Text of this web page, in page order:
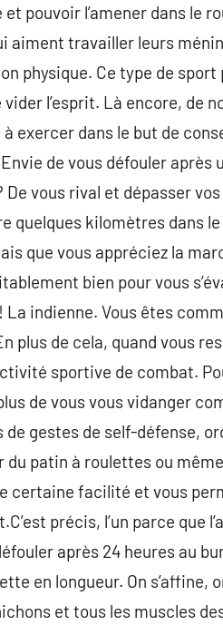
pouvoir l’amener dans le
aiment travailler leurs
physique. Ce type de
l’esprit. Là encore, de
exercer dans le but de
de vous défouler après
vous rival et dépasser
quelques kilomètres dans
que vous appréciez la
bien pour vous
indienne. Vous êtes
plus de cela, quand vous
sportive de combat.
de vous vous vidanger
de gestes de self-défense,
patin à roulettes ou
certaine facilité et vous
précis, l’un parce
après 24 heures au
en longueur. On s’affine,
et tous les muscles